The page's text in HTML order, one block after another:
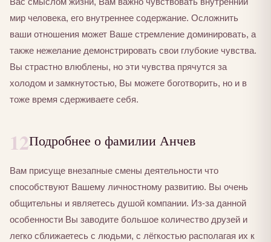
мир человека, его внутреннее содержание. Осложнить
ваши отношения может Ваше стремление доминировать, а
также нежелание демонстрировать свои глубокие чувства.
Вы страстно влюблены, но эти чувства прячутся за
холодом и замкнутостью, Вы можете боготворить, но и в
тоже время сдерживаете себя.
12Подробнее о фамилии Анчев
Вам присуще внезапные смены деятельности что
способствуют Вашему личностному развитию. Вы очень
общительны и являетесь душой компании. Из-за данной
особенности Вы заводите большое количество друзей и
легко сближаетесь с людьми, с лёгкостью располагая их к